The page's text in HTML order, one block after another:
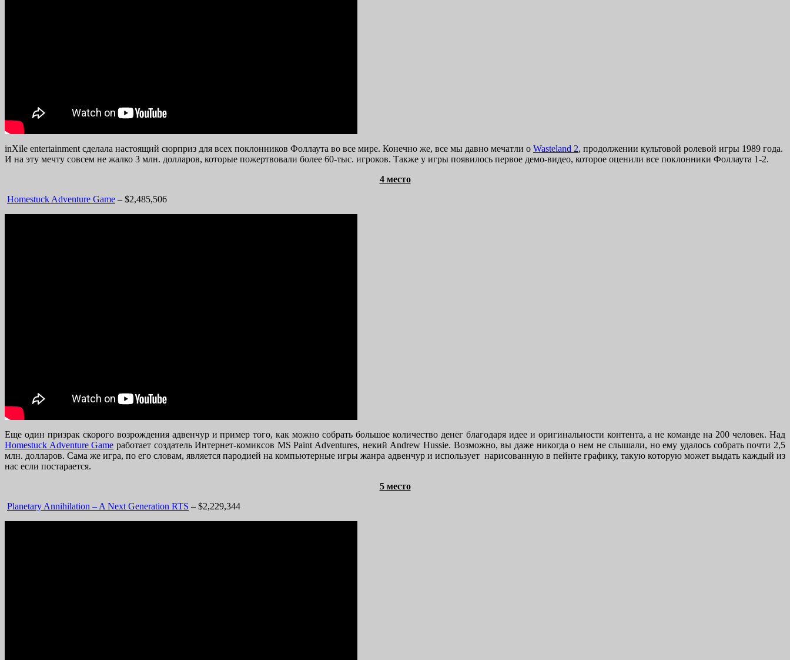
inXile entertainment сделала настоящий сюрприз для всех поклонников Фоллаута во все мире. Конечно же, все мы давно мечатли о Wasteland 2, продолжении культовой ролевой игры 1989 года.
И на эту мечту совсем не жалко 3 млн. долларов, которые пожертвовали более 60-тыс. игроков. Также у игры появилось первое демо-видео, которое оценили все поклонники Фоллаута 1-2.
4 место
Homestuck Adventure Game – $2,485,506
Еще один призрак скорого возрождения адвенчур и пример того, как можно собрать большое количество денег благодаря идее и оригинальности контента, а не команде на 200 человек. Над
Homestuck Adventure Game работает создатель Интернет-комиксов MS Paint Adventures, некий Andrew Hussie. Возможно, вы даже никогда о нем не слышали, но ему удалось собрать почти 2,5
млн. долларов. Сама же игра, по его словам, является пародией на компьютерные игры жанра адвенчур и использует нарисованную в пейнте графику, такую которую может выдать каждый из
нас если постарается.
5 место
Planetary Annihilation – A Next Generation RTS – $2,229,344